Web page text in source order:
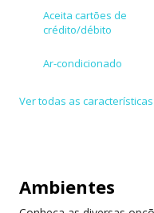
ideal para o seu
Aceita cartões de
crédito/débito
Ar-condicionado
Ver todas as características
Ambientes